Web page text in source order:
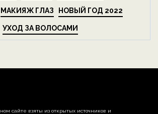
МАКИЯЖ ГЛАЗ НОВЫЙ ГОД 2022
УХОД ЗА ВОЛОСАМИ
сайте взяты из открытых источников и